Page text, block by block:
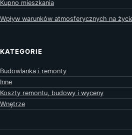
Kupno mieszkania
Wpływ warunków atmosferycznych na
KATEGORIE
Budowlanka i remonty
Inne
Koszty remontu, budowy i wyceny
Wnętrze